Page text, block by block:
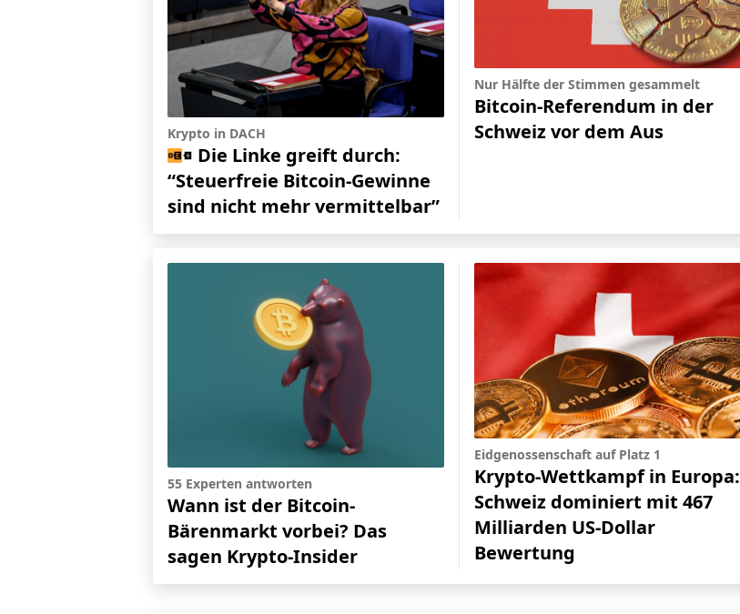
Krypto in DACH
Die Linke greift durch:
“Steuerfreie Bitcoin-Gewinne
sind nicht mehr vermittelbar”
Nur Hälfte der Stimmen gesammelt
Bitcoin-Referendum in der
Schweiz vor dem Aus
55 Experten antworten
Wann ist der Bitcoin-
Bärenmarkt vorbei? Das
sagen Krypto-Insider
Eidgenossenschaft auf Platz 1
Krypto-Wettkampf in Europa:
Schweiz dominiert mit 467
Milliarden US-Dollar
Bewertung